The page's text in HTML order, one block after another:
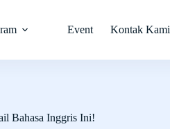
Event Kontak Kami
Bahasa Inggris Ini!